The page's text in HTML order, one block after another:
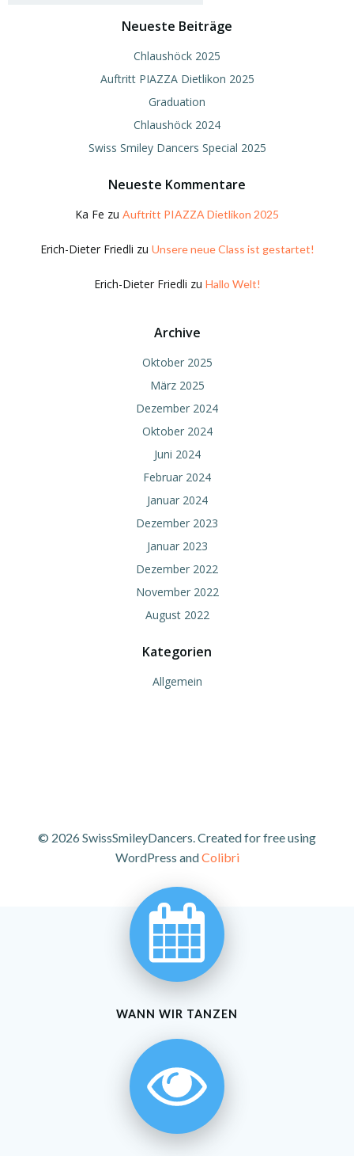
Neueste Beiträge
Chlaushöck 2025
Auftritt PIAZZA Dietlikon 2025
Graduation
Chlaushöck 2024
Swiss Smiley Dancers Special 2025
Neueste Kommentare
Ka Fe zu Auftritt PIAZZA Dietlikon 2025
Erich-Dieter Friedli zu Unsere neue Class ist gestartet!
Erich-Dieter Friedli zu Hallo Welt!
Archive
Oktober 2025
März 2025
Dezember 2024
Oktober 2024
Juni 2024
Februar 2024
Januar 2024
Dezember 2023
Januar 2023
Dezember 2022
November 2022
August 2022
Kategorien
Allgemein
© 2026 SwissSmileyDancers. Created for free using
WordPress andColibri
WANN WIR TANZEN